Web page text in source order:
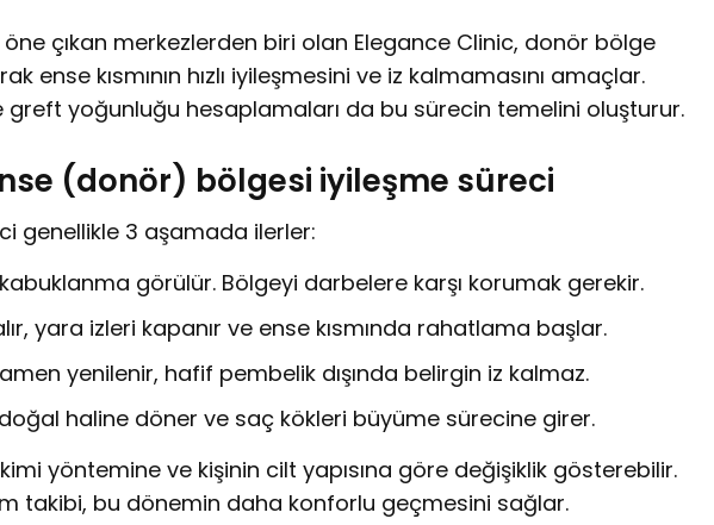
öne çıkan merkezlerden biri olan Elegance Clinic, donör bölge
ense kısmının hızlı iyileşmesini ve iz kalmamasını amaçlar.
yoğunluğu hesaplamaları da bu sürecin temelini oluşturur.
(donör) bölgesi iyileşme süreci
genellikle 3 aşamada ilerler:
kabuklanma görülür. Bölgeyi darbelere karşı korumak gerekir.
yara izleri kapanır ve ense kısmında rahatlama başlar.
yenilenir, hafif pembelik dışında belirgin iz kalmaz.
haline döner ve saç kökleri büyüme sürecine girer.
yöntemine ve kişinin cilt yapısına göre değişiklik gösterebilir.
takibi, bu dönemin daha konforlu geçmesini sağlar.